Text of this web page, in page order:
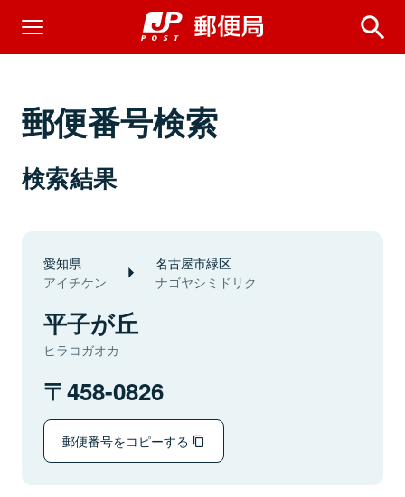
郵便番号検索
検索結果
愛知県
アイチケン
名古屋市緑区
ナゴヤシミドリク
平子が丘
ヒラコガオカ
458-0826
郵便番号をコピーする